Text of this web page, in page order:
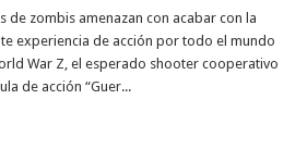
de zombis amenazan con acabar con la
experiencia de acción por todo el mundo
War Z, el esperado shooter cooperativo
de acción “Guer...